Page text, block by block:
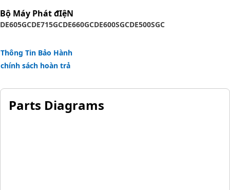
Bộ Máy Phát đIệN
DE605GCDE715GCDE660GCDE600SGCDE500SGC
Thông Tin Bảo Hành
chính sách hoàn trả
Parts Diagrams